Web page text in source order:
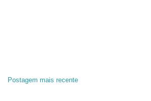
Postagem mais recente